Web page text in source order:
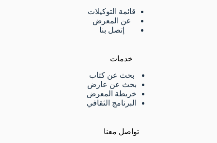
قائمة التوكيلات
عن المعرض
إتصل بنا
خدمات
بحث عن كتاب
بحث عن عارض
خريطة المعرض
البرنامج الثقافي
تواصل معنا